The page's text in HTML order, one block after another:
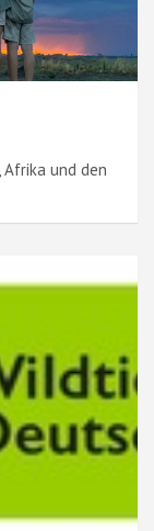
und den